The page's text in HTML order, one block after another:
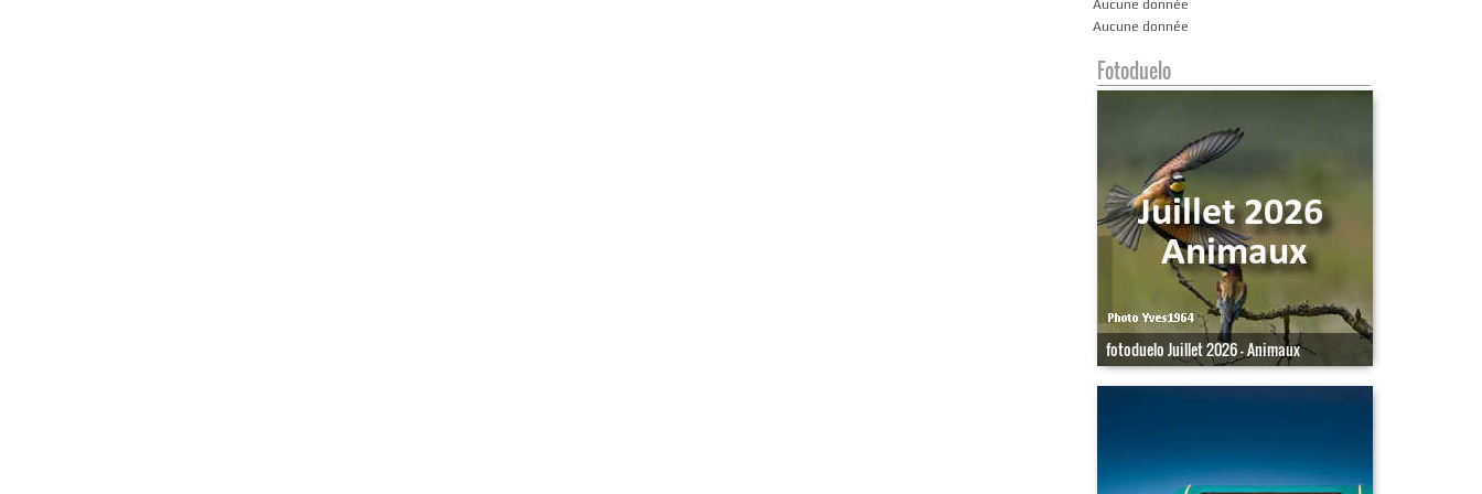
Aucune donnée
Aucune donnée
Fotoduelo
fotoduelo Juillet 2026 - Animaux